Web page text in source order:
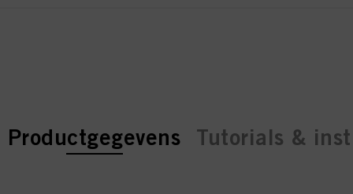
current tab:
current tab:
Productgegevens Tutorials &